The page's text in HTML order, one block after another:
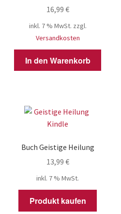
16,99 €
inkl. 7 % MwSt. zzgl.
Versandkosten
In den Warenkorb
Buch Geistige Heilung
13,99 €
inkl. 7 % MwSt.
Produkt kaufen